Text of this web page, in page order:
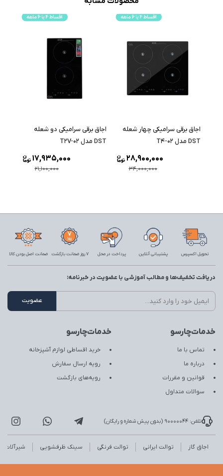
اجاق برقی سرامیکی چهار شعله
DST مدل T4-02
34,000,000
28,900,000
اجاق برقی سرامیکی دو شعله
DST مدل T2V-02
21,100,000
17,935,000
تحویل اکسپرس پشتیبانی آنلاین پرداخت در محل 7 روز ضمانت بازگشت ضمانت اصل بودن کالا
خدمات‌چارسو
تماس با ما
درباره ما
قوانین و مقررات
سوالات متداول
خدمات‌چارسو
خرید اقساطی لوازم آشپزخانه
رویه ارسال سفارش
رویه‌های بازگشت
دریافت تخفیف‌ها و مطالب آموزشی با عضویت در خبرنامه:
تلفن: 90000044 (بدون پیش شماره و رایگان)
اجاق گاز توالت ایرانی توالت فرنگی سینک ظرفشویی شیرآلات